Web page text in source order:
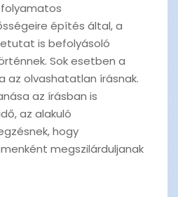
építés által, a
is befolyásoló
Sok esetben a
az olvashatatlan írásnak.
az írásban is
az alakuló
hogy
megszilárduljanak